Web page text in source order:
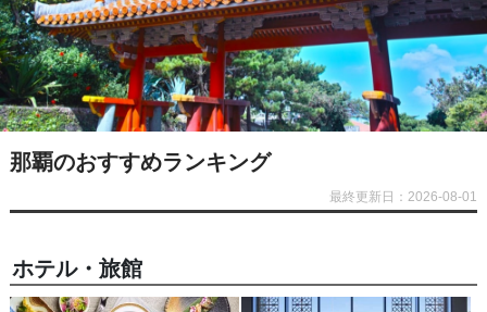
那覇のおすすめランキング
最終更新日：2026-08-01
ホテル・旅館